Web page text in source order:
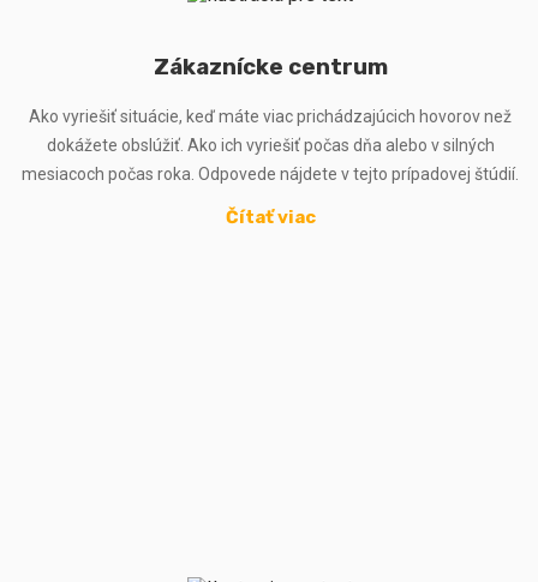
Zákaznícke centrum
Ako vyriešiť situácie, keď máte viac prichádzajúcich hovorov než
dokážete obslúžiť. Ako ich vyriešiť počas dňa alebo v silných
mesiacoch počas roka. Odpovede nájdete v tejto prípadovej štúdií.
Čítať viac